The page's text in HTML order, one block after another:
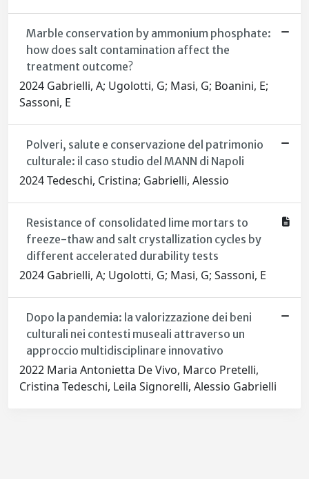
Marble conservation by ammonium phosphate:
how does salt contamination affect the
treatment outcome?
2024 Gabrielli, A; Ugolotti, G; Masi, G; Boanini, E;
Sassoni, E
Polveri, salute e conservazione del patrimonio
culturale: il caso studio del MANN di Napoli
2024 Tedeschi, Cristina; Gabrielli, Alessio
Resistance of consolidated lime mortars to
freeze-thaw and salt crystallization cycles by
different accelerated durability tests
2024 Gabrielli, A; Ugolotti, G; Masi, G; Sassoni, E
Dopo la pandemia: la valorizzazione dei beni
culturali nei contesti museali attraverso un
approccio multidisciplinare innovativo
2022 Maria Antonietta De Vivo, Marco Pretelli,
Cristina Tedeschi, Leila Signorelli, Alessio Gabrielli